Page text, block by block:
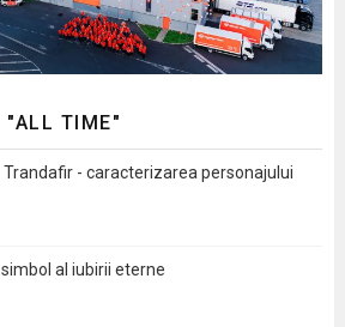
"ALL TIME"
Trandafir - caracterizarea personajului
al iubirii eterne